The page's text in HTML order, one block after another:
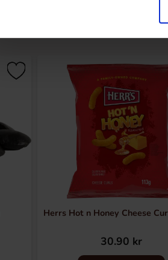
Herrs Hot n Honey Cheese
30.90 kr